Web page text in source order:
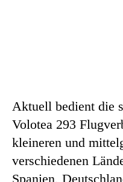
Aktuell bedient die
Volotea 293
kleineren und
verschiedenen
Spanien,